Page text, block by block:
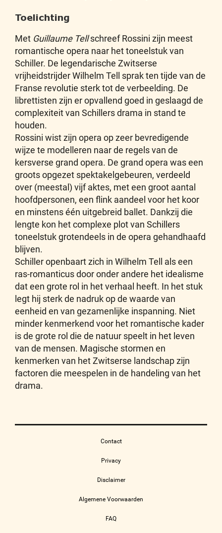
Toelichting
Met Guillaume Tellschreef Rossini zijn meest
romantische opera naar het toneelstuk van
Schiller. De legendarische Zwitserse
vrijheidstrijder Wilhelm Tell sprak ten tijde van de
Franse revolutie sterk tot de verbeelding. De
librettisten zijn er opvallend goed in geslaagd de
complexiteit van Schillers drama in stand te
houden.
Rossini wist zijn opera op zeer bevredigende
wijze te modelleren naar de regels van de
kersverse grand opera. De grand opera was een
groots opgezet spektakelgebeuren, verdeeld
over (meestal) vijf aktes, met een groot aantal
hoofdpersonen, een flink aandeel voor het koor
en minstens één uitgebreid ballet. Dankzij die
lengte kon het complexe plot van Schillers
toneelstuk grotendeels in de opera gehandhaafd
blijven.
Schiller openbaart zich in Wilhelm Tell als een
ras-romanticus door onder andere het idealisme
dat een grote rol in het verhaal heeft. In het stuk
legt hij sterk de nadruk op de waarde van
eenheid en van gezamenlijke inspanning. Niet
minder kenmerkend voor het romantische kader
is de grote rol die de natuur speelt in het leven
van de mensen. Magische stormen en
kenmerken van het Zwitserse landschap zijn
factoren die meespelen in de handeling van het
drama.
Contact
Privacy
Disclaimer
Algemene Voorwaarden
FAQ